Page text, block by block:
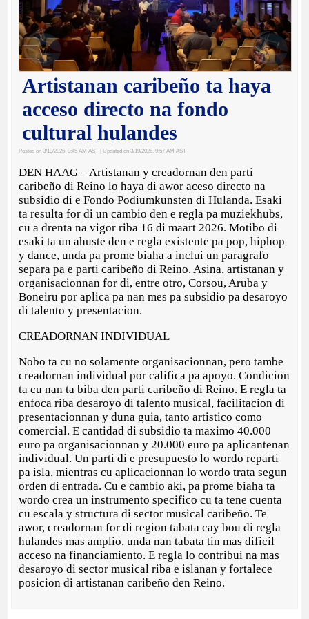
Artistanan caribeño ta haya
acceso directo na fondo
cultural hulandes
Posted on 3/19/2026, 9:45 AM AST | Updated on 3/19/2026, 9:57 AM AST
DEN HAAG – Artistanan y creadornan den parti
caribeño di Reino lo haya di awor aceso directo na
subsidio di e Fondo Podiumkunsten di Hulanda. Esaki
ta resulta for di un cambio den e regla pa muziekhubs,
cu a drenta na vigor riba 16 di maart 2026. Motibo di
esaki ta un ahuste den e regla existente pa pop, hiphop
y dance, unda pa prome biaha a inclui un paragrafo
separa pa e parti caribeño di Reino. Asina, artistanan y
organisacionnan for di, entre otro, Corsou, Aruba y
Boneiru por aplica pa nan mes pa subsidio pa desaroyo
di talento y presentacion.
CREADORNAN INDIVIDUAL
Nobo ta cu no solamente organisacionnan, pero tambe
creadornan individual por califica pa apoyo. Condicion
ta cu nan ta biba den parti caribeño di Reino. E regla ta
enfoca riba desaroyo di talento musical, facilitacion di
presentacionnan y duna guia, tanto artistico como
comercial. E cantidad di subsidio ta maximo 40.000
euro pa organisacionnan y 20.000 euro pa aplicantenan
individual. Un parti di e presupuesto lo wordo reparti
pa isla, mientras cu aplicacionnan lo wordo trata segun
orden di entrada. Cu e cambio aki, pa prome biaha ta
wordo crea un instrumento specifico cu ta tene cuenta
cu escala y structura di sector musical caribeño. Te
awor, creadornan for di region tabata cay bou di regla
hulandes mas amplio, unda nan tabata tin mas dificil
acceso na financiamiento. E regla lo contribui na mas
desaroyo di sector musical riba e islanan y fortalece
posicion di artistanan caribeño den Reino.